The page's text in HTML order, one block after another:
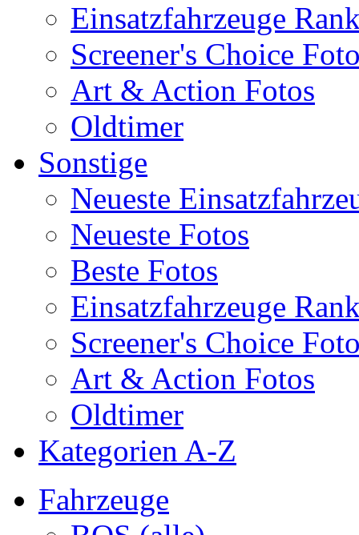
Einsatzfahrzeuge
Screener's Choice
Art & Action Fotos
Oldtimer
Sonstige
Neueste
Neueste Fotos
Beste Fotos
Einsatzfahrzeuge
Screener's Choice
Art & Action Fotos
Oldtimer
Kategorien A-Z
Fahrzeuge